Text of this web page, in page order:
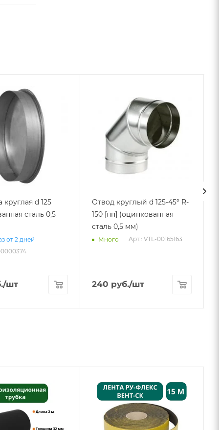
круглая d 125
сталь 0,5
от 2 дней
/шт
Отвод круглый d 125-45° R-
150 [нп] (оцинкованная
сталь 0,5 мм)
Много Арт.: VTL-00165163
240 руб./шт